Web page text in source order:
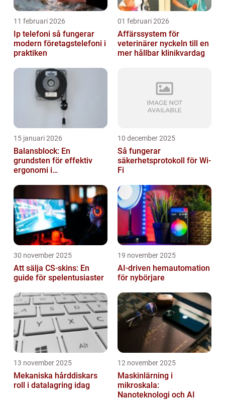
11 februari 2026
Ip telefoni så fungerar
modern företagstelefoni i
praktiken
01 februari 2026
Affärssystem för
veterinärer nyckeln till en
mer hållbar klinikvardag
15 januari 2026
Balansblock: En
grundsten för effektiv
ergonomi i
10 december 2025
Så fungerar
säkerhetsprotokoll för Wi-
Fi
30 november 2025
Att sälja CS-skins: En
guide för spelentusiaster
19 november 2025
AI-driven hemautomation
för nybörjare
13 november 2025
Mekaniska hårddiskars
roll i datalagring idag
12 november 2025
Maskinlärning i
mikroskala:
Nanoteknologi och AI